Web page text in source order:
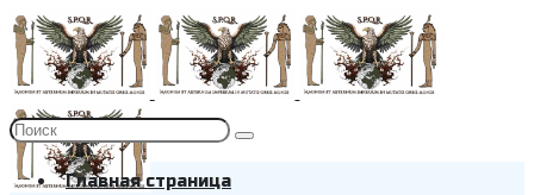
Главная страница